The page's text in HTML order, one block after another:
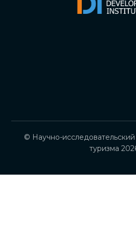
© Научно-исследовательский
туризма